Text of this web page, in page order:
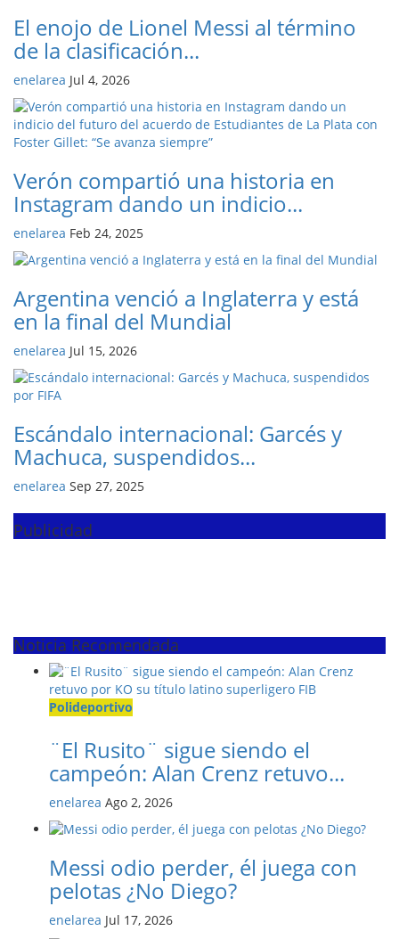
El enojo de Lionel Messi al término
de la clasificación...
enelarea Jul 4, 2026
Verón compartió una historia en
Instagram dando un indicio...
enelarea Feb 24, 2025
Argentina venció a Inglaterra y está
en la final del Mundial
enelarea Jul 15, 2026
Escándalo internacional: Garcés y
Machuca, suspendidos...
enelarea Sep 27, 2025
Publicidad
Noticia Recomendada
Polideportivo
¨El Rusito¨ sigue siendo el
campeón: Alan Crenz retuvo...
enelarea Ago 2, 2026
Messi odio perder, él juega con
pelotas ¿No Diego?
enelarea Jul 17, 2026